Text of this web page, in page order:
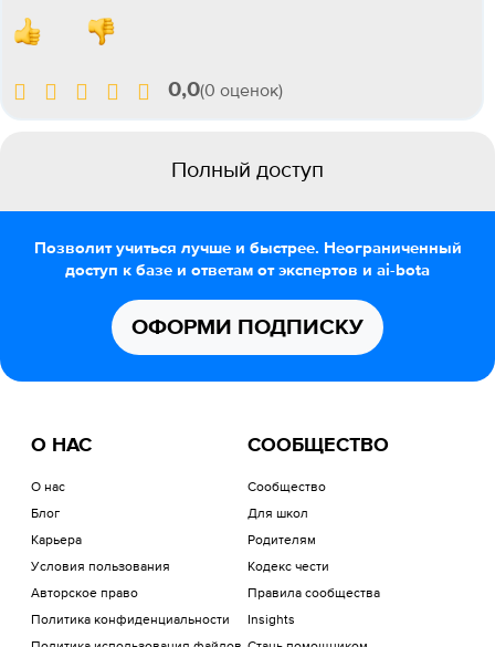
0,0(0 оценок)
Полный доступ
Позволит учиться лучше и быстрее. Неограниченный
доступ к базе и ответам от экспертов и ai-bota
ОФОРМИ ПОДПИСКУ
О НАС
О нас
Блог
Карьера
Условия пользования
Авторское право
Политика конфиденциальности
СООБЩЕСТВО
Сообщество
Для школ
Родителям
Кодекс чести
Правила сообщества
Insights